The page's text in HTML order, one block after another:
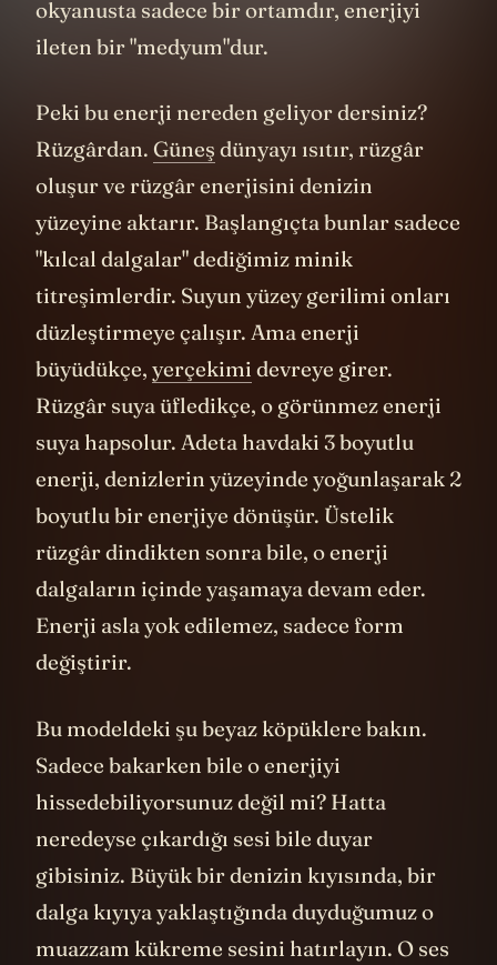
okyanusta sadece bir ortamdır, enerjiyi
ileten bir "medyum"dur.
Peki bu enerji nereden geliyor dersiniz?
Rüzgârdan. Güneş dünyayı ısıtır, rüzgâr
oluşur ve rüzgâr enerjisini denizin
yüzeyine aktarır. Başlangıçta bunlar sadece
"kılcal dalgalar" dediğimiz minik
titreşimlerdir. Suyun yüzey gerilimi onları
düzleştirmeye çalışır. Ama enerji
büyüdükçe, yerçekimi devreye girer.
Rüzgâr suya üfledikçe, o görünmez enerji
suya hapsolur. Adeta havdaki 3 boyutlu
enerji, denizlerin yüzeyinde yoğunlaşarak 2
boyutlu bir enerjiye dönüşür. Üstelik
rüzgâr dindikten sonra bile, o enerji
dalgaların içinde yaşamaya devam eder.
Enerji asla yok edilemez, sadece form
değiştirir.
Bu modeldeki şu beyaz köpüklere bakın.
Sadece bakarken bile o enerjiyi
hissedebiliyorsunuz değil mi? Hatta
neredeyse çıkardığı sesi bile duyar
gibisiniz. Büyük bir denizin kıyısında, bir
dalga kıyıya yaklaştığında duyduğumuz o
muazzam kükreme sesini hatırlayın. O ses